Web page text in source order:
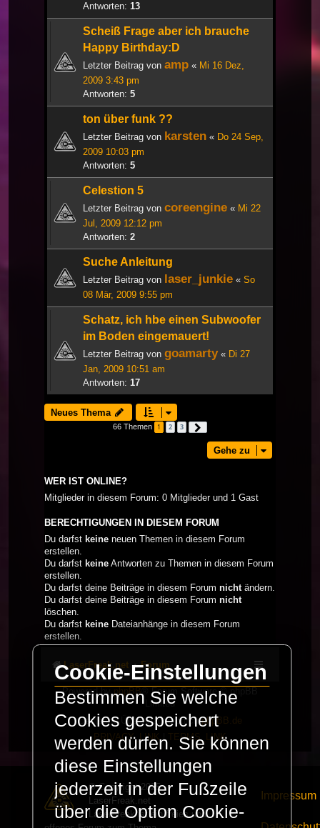
Antworten: 13
Scheiß Frage aber ich brauche
Happy Birthday:D
Letzter Beitrag von amp « Mi 16 Dez,
2009 3:43 pm
Antworten: 5
ton über funk ??
Letzter Beitrag von karsten « Do 24 Sep,
2009 10:03 pm
Antworten: 5
Celestion 5
Letzter Beitrag von coreengine « Mi 22
Jul, 2009 12:12 pm
Antworten: 2
Suche Anleitung
Letzter Beitrag von laser_junkie « So
08 Mär, 2009 9:55 pm
Schatz, ich hbe einen Subwoofer
im Boden eingemauert!
Letzter Beitrag von goamarty« Di 27
Jan, 2009 10:51 am
Antworten: 17
Neues Thema
66 Themen 1 2 3
Gehe zu
WER IST ONLINE?
Mitglieder in diesem Forum: 0 Mitglieder und 1 Gast
BERECHTIGUNGEN IN DIESEM FORUM
Du darfst keine neuen Themen in diesem Forum
erstellen.
Du darfst keine Antworten zu Themen in diesem Forum
erstellen.
Du darfst deine Beiträge in diesem Forum nichtändern.
Du darfst deine Beiträge in diesem Forum nicht
löschen.
Du darfst keine Dateianhänge in diesem Forum
erstellen.
LaserFreak.net Forum
Powered by phpBB
® Forum Software © phpBB
Limited
Deutsche Übersetzung durchphpBB.de
PRIVACY_LINK| TERMS_LINK
© Copyright 2025 -
LaserFreak.net
LaserFreak ist ein freies und
Impressum
Cookie-Einstellungen
Bestimmen Sie welche
Cookies gespeichert
werden dürfen. Sie können
diese Einstellungen
jederzeit in der Fußzeile
über die Option Cookie-